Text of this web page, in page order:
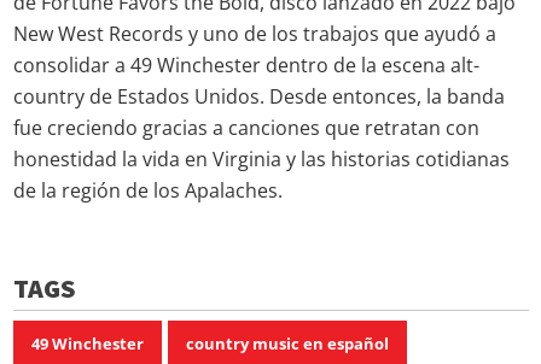
New West Records y uno de los trabajos que ayudó a
consolidar a 49 Winchester dentro de la escena alt-
country de Estados Unidos. Desde entonces, la banda
fue creciendo gracias a canciones que retratan con
honestidad la vida en Virginia y las historias cotidianas
de la región de los Apalaches.
TAGS
49 Winchester country music en español